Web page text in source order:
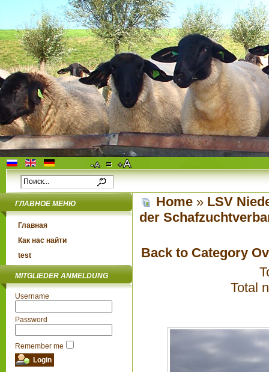
ГЛАВНОЕ МЕНЮ
Главная
Как нас найти
test
MITGLIEDER ANMELDUNG
Username
Password
Remember me
Home » LSV
der
Back to Category
Total